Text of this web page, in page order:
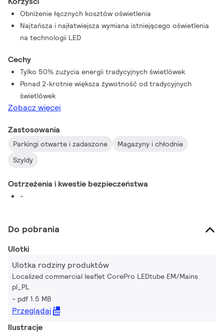
Obniżenie łącznych kosztów oświetlenia
Najtańsza i najłatwiejsza wymiana istniejącego oświetlenia
na technologii LED
Cechy
Tylko 50% zużycia energii tradycyjnych świetlówek
Ponad 2‑krotnie większa żywotność od tradycyjnych
świetlówek
Zobacz więcej
Zastosowania
Parkingi otwarte i zadaszone
Magazyny i chłodnie
Szyldy
Ostrzeżenia i kwestie bezpieczeństwa
-
Do pobrania
Ulotki
Ulotka rodziny produktów
Localized commercial leaflet CorePro LEDtube EM/Mains
pl_PL
pdf 1.5 MB
Przeglądaj
Ilustracje